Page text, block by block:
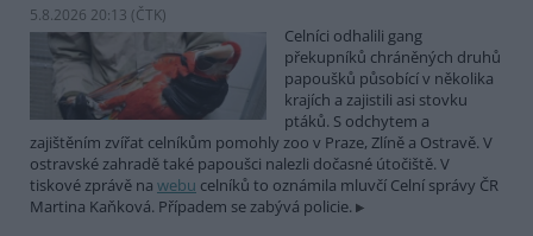
5.8.2026 20:13 (ČTK)
Celníci odhalili gang
překupníků chráněných druhů
papoušků působící v několika
krajích a zajistili asi stovku
ptáků. S odchytem a
zajištěním zvířat celníkům pomohly zoo v Praze, Zlíně a Ostravě. V
ostravské zahradě také papoušci nalezli dočasné útočiště. V
tiskové zprávě na webu celníků to oznámila mluvčí Celní správy ČR
Martina Kaňková. Případem se zabývá policie.